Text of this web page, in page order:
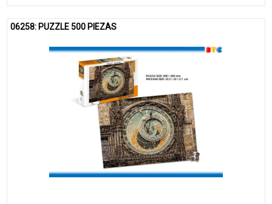
06258: PUZZLE 500 PIEZAS